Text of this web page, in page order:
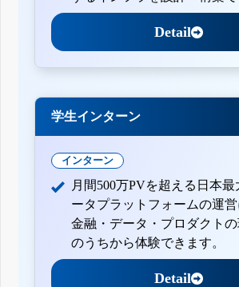
Detail
学生インターン
インターン
月間500万PVを超える日本
ータプラットフォームの運営
金融・データ・プロダクト
のうちから体験できます。
Detail